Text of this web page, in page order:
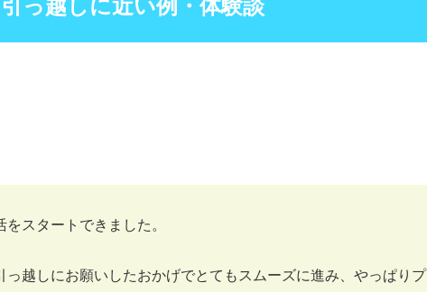
っ越しに近い例・体験談
スタートできました。
越しにお願いしたおかげでとてもスムーズに進み、やっぱりプ